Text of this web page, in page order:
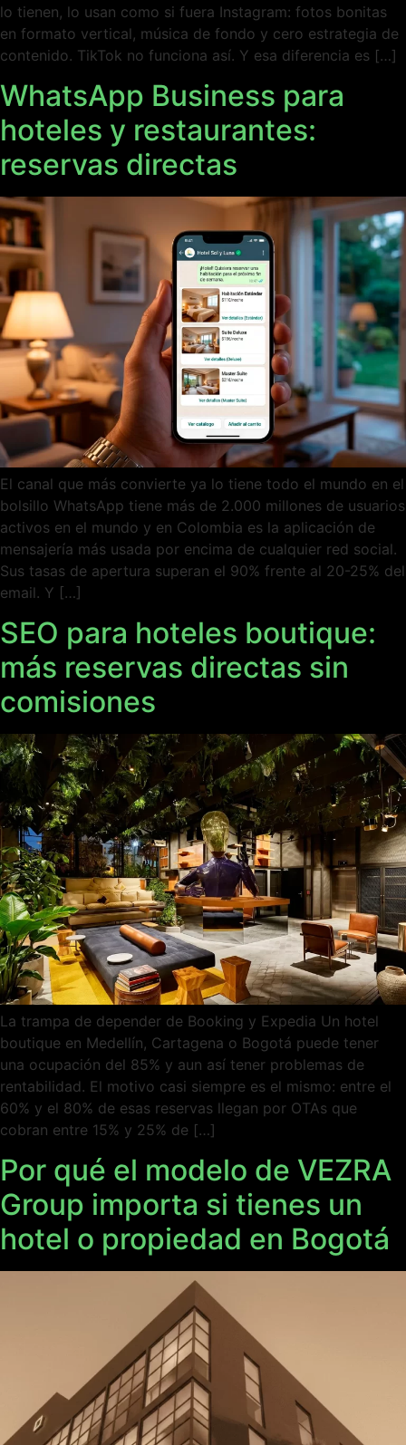
lo tienen, lo usan como si fuera Instagram: fotos bonitas
en formato vertical, música de fondo y cero estrategia de
contenido. TikTok no funciona así. Y esa diferencia es […]
WhatsApp Business para
hoteles y restaurantes:
reservas directas
El canal que más convierte ya lo tiene todo el mundo en el
bolsillo WhatsApp tiene más de 2.000 millones de usuarios
activos en el mundo y en Colombia es la aplicación de
mensajería más usada por encima de cualquier red social.
Sus tasas de apertura superan el 90% frente al 20-25% del
email. Y […]
SEO para hoteles boutique:
más reservas directas sin
comisiones
La trampa de depender de Booking y Expedia Un hotel
boutique en Medellín, Cartagena o Bogotá puede tener
una ocupación del 85% y aun así tener problemas de
rentabilidad. El motivo casi siempre es el mismo: entre el
60% y el 80% de esas reservas llegan por OTAs que
cobran entre 15% y 25% de […]
Por qué el modelo de VEZRA
Group importa si tienes un
hotel o propiedad en Bogotá